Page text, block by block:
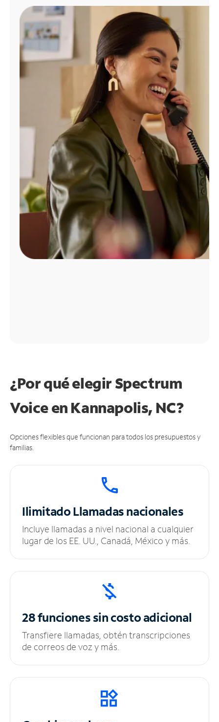
Administrar
cuenta
Encuentra
tienda
¿Por qué elegir Spectrum
Voice en Kannapolis, NC?
Opciones flexibles que funcionan para todos los presupuestos y
familias.
IlimitadoLlamadas nacionales
Incluye llamadas a nivel nacional a cualquier
lugar de los EE. UU., Canadá, México y más.
28 funciones sincosto adicional
Transfiere llamadas, obtén transcripciones
de correos de voz y más.